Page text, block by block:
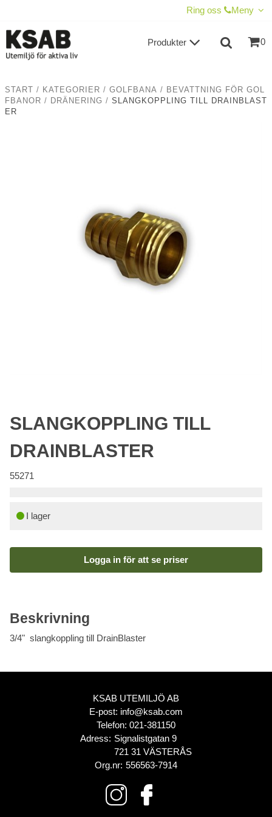
Ring oss Meny
0
Produkter
START / KATEGORIER / GOLFBANA / BEVATTNING FÖR GOL
FBANOR / DRÄNERING / SLANGKOPPLING TILL DRAINBLAST
ER
SLANGKOPPLING TILL
DRAINBLASTER
55271
I lager
Logga in för att se priser
Beskrivning
3/4" slangkoppling till DrainBlaster
KSAB UTEMILJÖ AB
E-post: info@ksab.com
Telefon: 021-381150
Adress: Signalistgatan 9
721 31 VÄSTERÅS
Org.nr: 556563-7914
TILL KASSAN